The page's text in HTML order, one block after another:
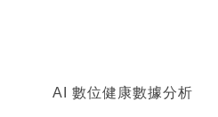
AI 數位健康數據分析